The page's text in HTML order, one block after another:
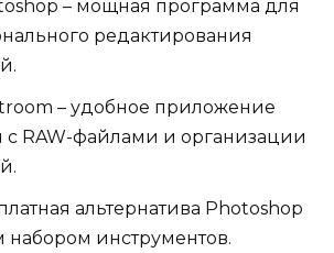
– мощная программа для
редактирования
– удобное приложение
с RAW-файлами и организации
альтернатива Photoshop
набором инструментов.